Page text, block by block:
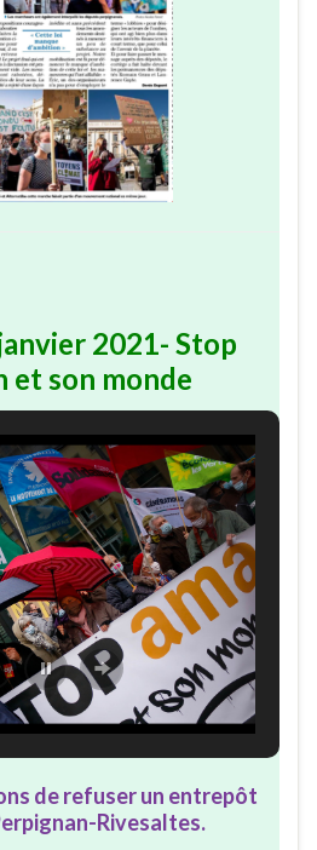
2021- Stop
et son monde
de refuser un entrepôt
Rivesaltes.